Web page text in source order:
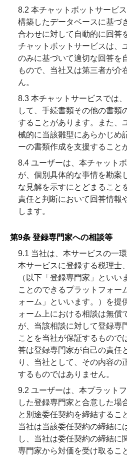
8.2 本チャットボットサービ
構築したデータベースに基づ
合わせに対して自動的に回答
チャットボットサービスは、
のみに基づいて適切な回答を
もので、当社又は第三者が介
ん。
8.3 本チャットサービスでは
して、手続書類その他の書類
することがあります。また、
械的に当該雛型にあらかじめ
ーの書類作成を支援すること
8.4 ユーザーは、本チャット
が、個別具体的な事情を勘案
な見解を示すにとどまること
責任と判断において回答情報
します。
第9条 登録専門家への相談等
9.1 当社は、本サービスの一
本サービスに登録する税理士
（以下「登録専門家」といい
ことのできるプラットフォー
ォーム」といいます。）を提
ォーム上における相談は無償
が、当該相談に対して登録専
ことを当社が保証するもので
答は登録専門家が自己の責任
り、当社として、その内容の
するものではありません。
9.2 ユーザーは、本プラット
した登録専門家と合意した場
と別途委任契約を締結するこ
当社は当該委任契約の締結に
し、当社は委任契約の締結に
専門家から対価を受け取るこ